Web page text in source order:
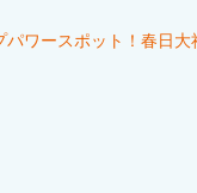
パワースポット！春日